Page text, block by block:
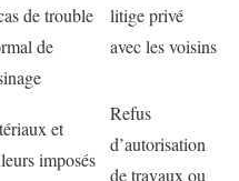
de trouble
de
litige privé
avec les voisins
et
imposés
Refus
d’autorisation
de travaux ou